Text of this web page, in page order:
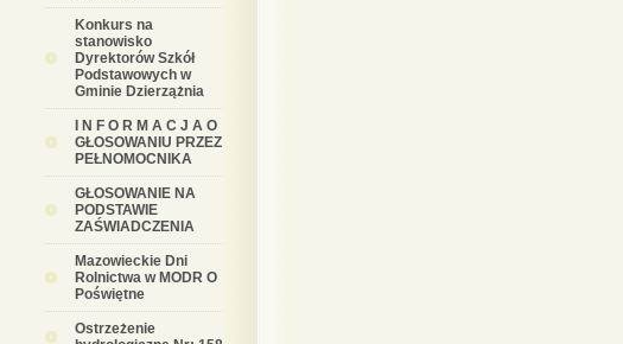
Konkurs na
stanowisko
Dyrektorów Szkół
Podstawowych w
Gminie Dzierzążnia
I N F O R M A C J A O
GŁOSOWANIU PRZEZ
PEŁNOMOCNIKA
GŁOSOWANIE NA
PODSTAWIE
ZAŚWIADCZENIA
Mazowieckie Dni
Rolnictwa w MODR O
Poświętne
Ostrzeżenie